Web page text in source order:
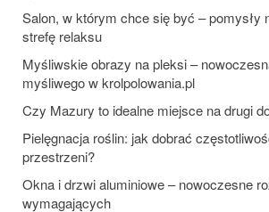
Salon, w którym chce się być – pomysły
strefę relaksu
Myśliwskie obrazy na pleksi –
myśliwego w krolpolowania.pl
Czy Mazury to idealne miejsce na drugi
Pielęgnacja roślin: jak dobrać
przestrzeni?
Okna i drzwi aluminiowe – nowoczesne
wymagających